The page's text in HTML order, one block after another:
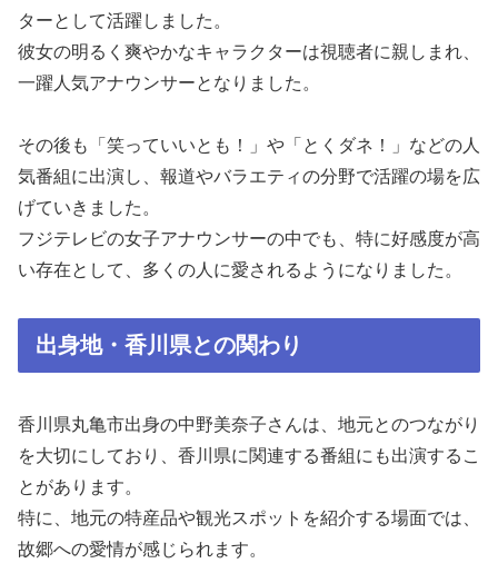
ターとして活躍しました。
彼女の明るく爽やかなキャラクターは視聴者に親しまれ、
一躍人気アナウンサーとなりました。
その後も「笑っていいとも！」や「とくダネ！」などの人
気番組に出演し、報道やバラエティの分野で活躍の場を広
げていきました。
フジテレビの女子アナウンサーの中でも、特に好感度が高
い存在として、多くの人に愛されるようになりました。
出身地・香川県との関わり
香川県丸亀市出身の中野美奈子さんは、地元とのつながり
を大切にしており、香川県に関連する番組にも出演するこ
とがあります。
特に、地元の特産品や観光スポットを紹介する場面では、
故郷への愛情が感じられます。